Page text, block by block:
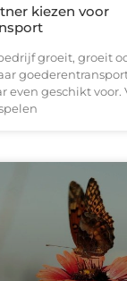
kiezen voor
groeit, groeit
even geschikt